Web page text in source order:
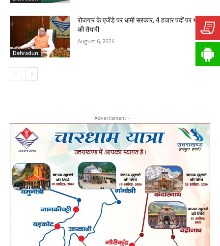
Dehradun
रोजगार के एजेंडे पर धामी सरकार, 4 हजार पदों पर भर्ती
की तैयारी
August 6, 2026
- Advertisment -